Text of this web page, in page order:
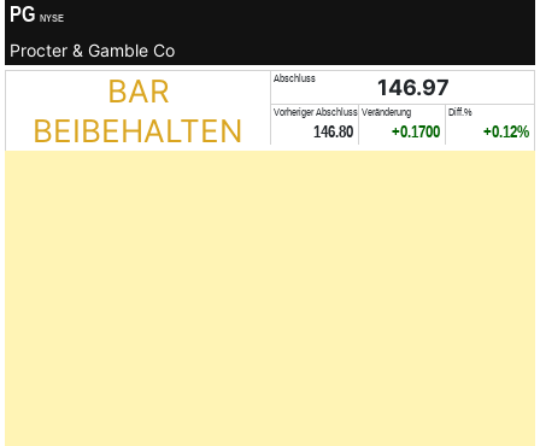
PG NYSE
Procter & Gamble Co
BAR
BEIBEHALTEN
Abschluss 146.97
Vorheriger Abschluss
146.80
Veränderung
+0.1700
Diff.%
+0.12%